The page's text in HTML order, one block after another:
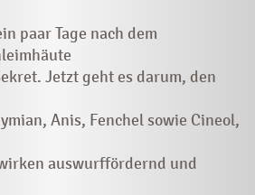
paar Tage nach dem
Jetzt geht es darum, den
Anis, Fenchel sowie Cineol,
auswurffördernd und